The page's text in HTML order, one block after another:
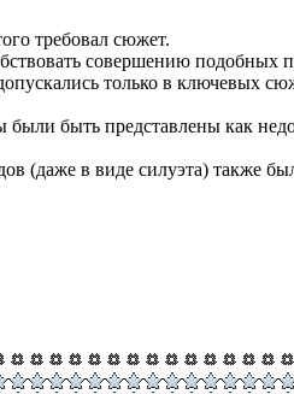
требовал сюжет.
совершению подобных
только в ключевых
быть представлены как
(даже в виде силуэта) также